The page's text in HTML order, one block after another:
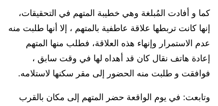
كما و أفادت المُبلغة وهي خطيبة المتهم في التحقيقات،
إنها كانت تربطها علاقة عاطفية بالمتهم ، إلا أنها طلبت منه
عدم الاستمرار وإنهاء هذه العلاقة، فطلب منها المتهم
إعادة هاتف نقال كان قد أهداه لها في وقت سابق ،
فوافقت و طلبت منه الحضور إلى مقر سكنها لاستلامه.
وتابعت: في يوم الواقعة حضر المتهم إلى مكان بالقرب